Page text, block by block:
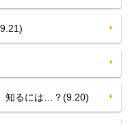
知るには…？(9.20)